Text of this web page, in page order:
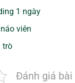
1 ngày
viên
trò
Đánh giá